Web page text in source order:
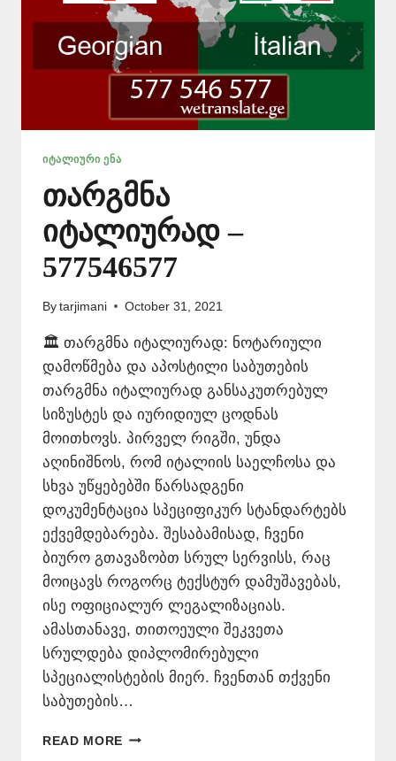
ᲘᲢᲐᲚᲘᲣᲠᲘ ᲔᲜᲐ
თარგმნა
იტალიურად –
577546577
By tarjimani October 31, 2021
🏛️ თარგმნა იტალიურად: ნოტარიული
დამოწმება და აპოსტილი საბუთების
თარგმნა იტალიურად განსაკუთრებულ
სიზუსტეს და იურიდიულ ცოდნას
მოითხოვს. პირველ რიგში, უნდა
აღინიშნოს, რომ იტალიის საელჩოსა და
სხვა უწყებებში წარსადგენი
დოკუმენტაცია სპეციფიკურ სტანდარტებს
ექვემდებარება. შესაბამისად, ჩვენი
ბიურო გთავაზობთ სრულ სერვისს, რაც
მოიცავს როგორც ტექსტურ დამუშავებას,
ისე ოფიციალურ ლეგალიზაციას.
ამასთანავე, თითოეული შეკვეთა
სრულდება დიპლომირებული
სპეციალისტების მიერ. ჩვენთან თქვენი
საბუთების…
READ MORE ᲗᲐᲠᲒᲛᲜᲐ